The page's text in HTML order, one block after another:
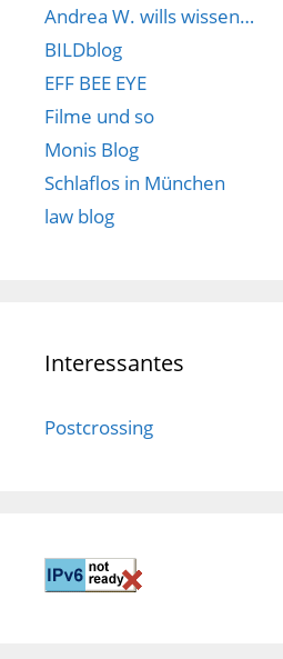
Andrea W. wills wissen…
BILDblog
EFF BEE EYE
Filme und so
Monis Blog
Schlaflos in München
law blog
Interessantes
Postcrossing